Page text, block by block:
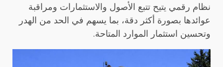
نظام رقمي يتيح تتبع الأصول والاستثمارات ومراقبة
عوائدها بصورة أكثر دقة، بما يسهم في الحد من الهدر
وتحسين استثمار الموارد المتاحة.